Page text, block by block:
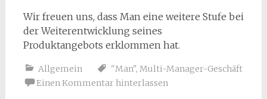
Wir freuen uns, dass Man eine weitere Stufe bei
der Weiterentwicklung seines
Produktangebots erklommen hat.
Allgemein "Man", Multi-Manager-Geschäft
Einen Kommentar hinterlassen